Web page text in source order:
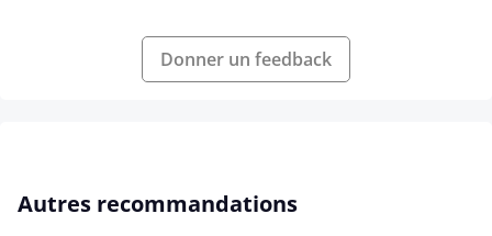
Donner un feedback
Ignorer la galerie de produits
Autres recommandations